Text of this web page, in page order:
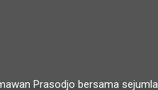
Prasodjo bersama